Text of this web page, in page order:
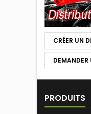
CRÉER UN
DEMANDER
PRODUITS